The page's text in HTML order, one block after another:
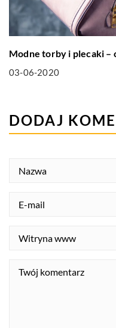
Modne torby i plecaki –
03-06-2020
DODAJ